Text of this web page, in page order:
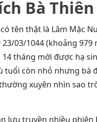
Bà
tên thật là Lâm Mặc
03/1044 (khoảng
14 tháng mới được hạ
tuổi còn nhỏ nhưng bà
xuyên nhìn sao
lưu truyền nhiều phiên